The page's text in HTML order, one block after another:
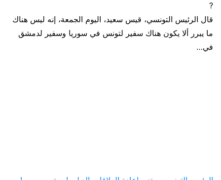
?
قال الرئيس التونسي، قيس سعيد، اليوم الجمعة، إنه ليس هناك
ما يبرر ألا يكون هناك سفير لتونس في سوريا وسفير لدمشق
في…